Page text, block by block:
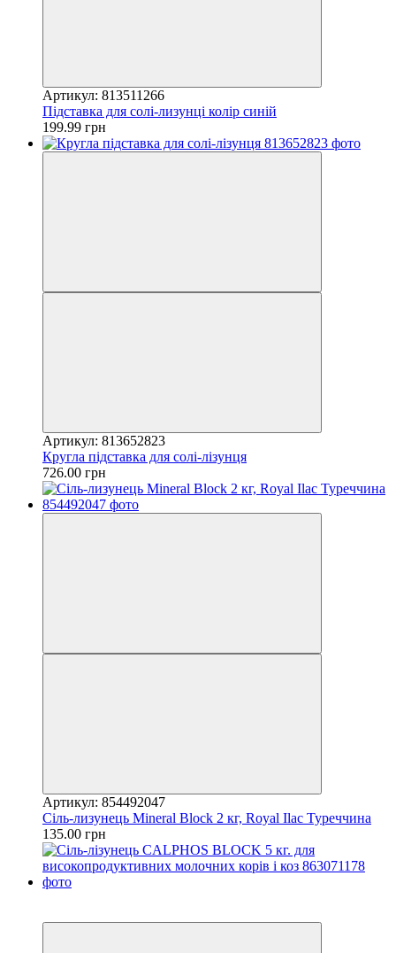
Артикул: 813511266
Підставка для солі-лизунці колір синій
199.99 грн
Артикул: 813652823
Кругла підставка для солі-лізунця
726.00 грн
Артикул: 854492047
Сіль-лизунець Mineral Block 2 кг, Royal Ilac Туреччина
135.00 грн